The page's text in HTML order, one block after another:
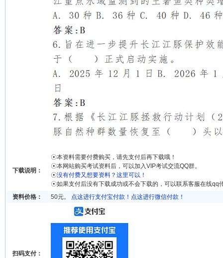
下载说明：
☉本资料需要付费购买，请先支付后再下载哦！
☉本网站购买考试资料后，可以加入VIP考试交流QQ群。
☉没有付费又想要资料？这里可以！
☉如果支付后没有下载成功或不会下载的，可以联系客服在线qq
资料价格：
50元。 点这进行支付宝付款！ 点这进行微信付款！
扫码支付：